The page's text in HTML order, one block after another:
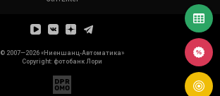
© 2007—2026 «Ниеншанц-Автоматика»
Copyright: фотобанк Лори